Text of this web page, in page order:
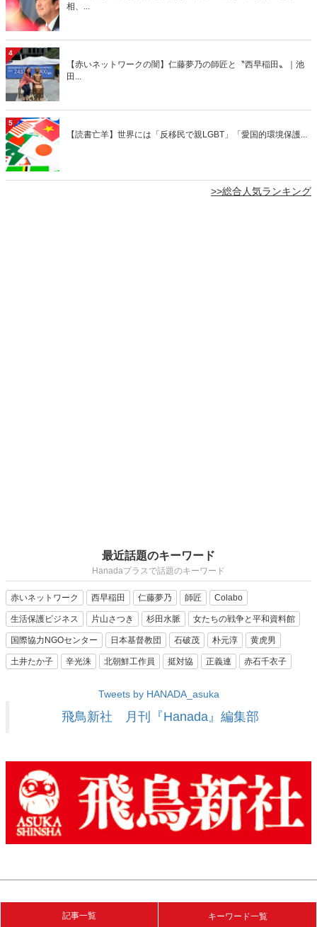
相、...
4
【赤いネットワークの闇】仁藤夢乃の師匠と〝西早稲田〟｜池
田...
5
【読書亡羊】世界には「反移民で親LGBT」「愛国的環境保護...
>>総合人気ランキング
最近話題のキーワード
Hanadaプラスで話題のキーワード
赤いネットワーク 西早稲田 仁藤夢乃 師匠 Colabo
生活保護ビジネス 片山さつき 杉田水脈 女たちの戦争と平和資料館
国際協力NGOセンター 日本基督教団 石破茂 朴元淳 黄虎男
土井たか子 辛光洙 北朝鮮工作員 挺対協 正義連 赤石千衣子
Tweets by HANADA_asuka
飛鳥新社 月刊『Hanada』編集部
記事一覧 キーワード一覧